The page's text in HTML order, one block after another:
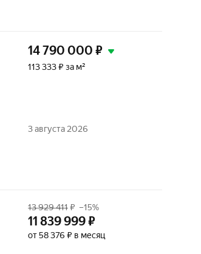
14 790 000 ₽
113 333 ₽ за м²
3 августа 2026
13 929 411₽ –15%
11 839 999₽
от 58 376 ₽ в месяц